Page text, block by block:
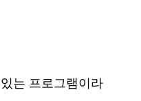
는 프로그램이라